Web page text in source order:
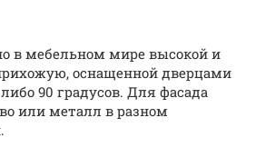
в мебельном мире высокой и
оснащенной дверцами
90 градусов. Для фасада
или металл в разном